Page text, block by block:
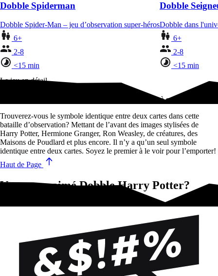
Dobble Spiderman
Dobble Spider-Man – jeu d’observation super-héros
6+
2-8
<15 min
Dobble
Dobble dans
6+
2-8
<15 min
Le jeu en détail
Le Monde magique de Harry Potter rencontre le jeu à succès Dobble!
Trouverez-vous le symbole identique entre deux cartes dans cette
bataille d’observation? Mettant de l’avant des images stylisées de
Harry Potter, Hermione Granger, Ron Weasley, de créatures, des
Maisons de Poudlard et plus encore. Il n’y a qu’un seul symbole
identique entre deux cartes. Soyez le premier à le voir pour l’emporter!
Haut de Page
Vous avez aimé Dobble Harry Potter?